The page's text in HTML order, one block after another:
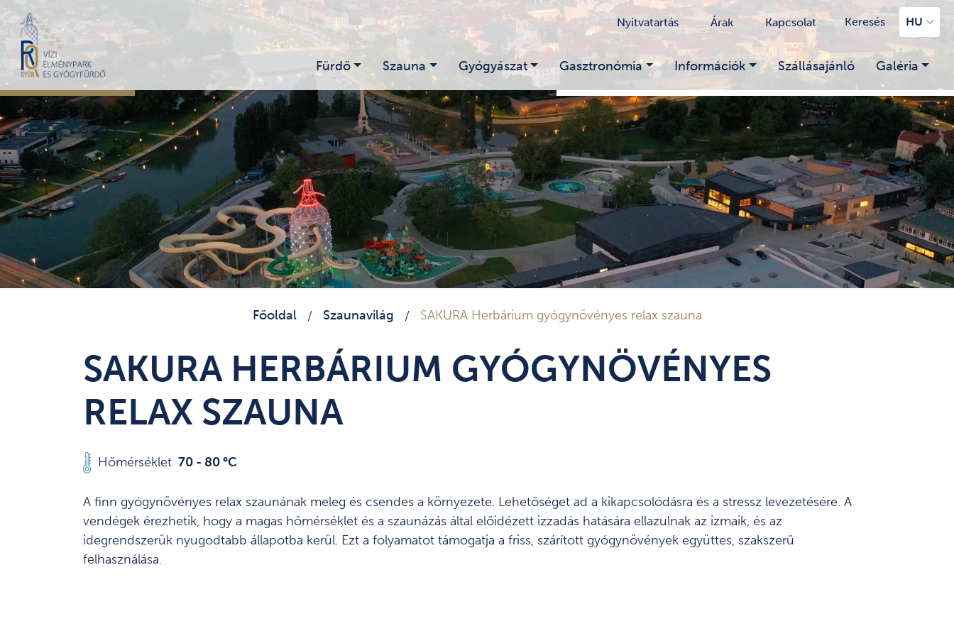
Nyitvatartás Árak Kapcsolat Keresés HU
Fürdő Szauna Gyógyászat Gasztronómia Információk Szállásajánló Galéria
Főoldal / Szaunavilág / SAKURA Herbárium gyógynövényes relax szauna
SAKURA HERBÁRIUM GYÓGYNÖVÉNYES
RELAX SZAUNA
Hőmérséklet 70 - 80 °C
A finn gyógynövényes relax szaunának meleg és csendes a környezete. Lehetőséget ad a kikapcsolódásra és a stressz levezetésére. A
vendégek érezhetik, hogy a magas hőmérséklet és a szaunázás által előidézett izzadás hatására ellazulnak az izmaik, és az
idegrendszerük nyugodtabb állapotba kerül. Ezt a folyamatot támogatja a friss, szárított gyógynövények együttes, szakszerű
felhasználása.